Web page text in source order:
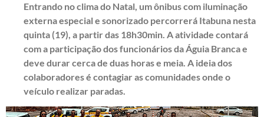
Entrando no clima do Natal, um ônibus com iluminação
externa especial e sonorizado percorrerá Itabuna nesta
quinta (19), a partir das 18h30min. A atividade contará
com a participação dos funcionários da Águia Branca e
deve durar cerca de duas horas e meia. A ideia dos
colaboradores é contagiar as comunidades onde o
veículo realizar paradas.